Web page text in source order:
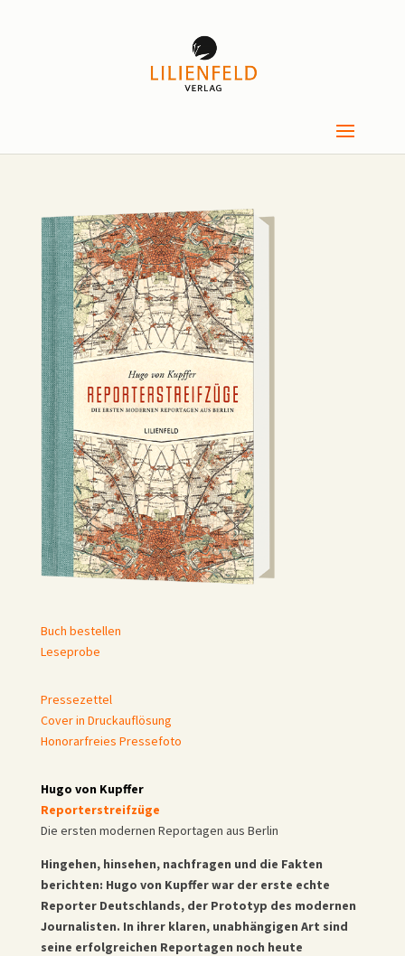
Buch bestellen
Leseprobe
Pressezettel
Cover in Druckauflösung
Honorarfreies Pressefoto
Hugo von Kupffer
Reporterstreifzüge
Die ersten modernen Reportagen aus Berlin
Hingehen, hinsehen, nachfragen und die Fakten
berichten: Hugo von Kupffer war der erste echte
Reporter Deutschlands, der Prototyp des modernen
Journalisten. In ihrer klaren, unabhängigen Art sind
seine erfolgreichen Reportagen noch heute